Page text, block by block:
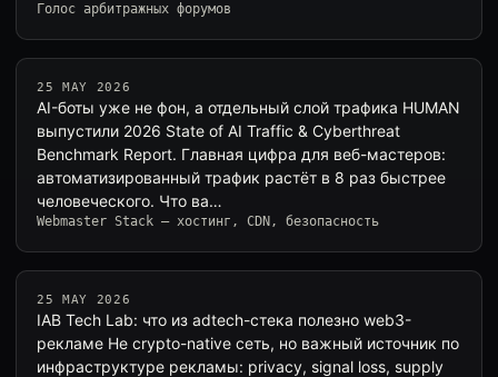
Голос арбитражных форумов
25 MAY 2026
AI-боты уже не фон, а отдельный слой трафика HUMAN
выпустили 2026 State of AI Traffic & Cyberthreat
Benchmark Report. Главная цифра для веб-мастеров:
автоматизированный трафик растёт в 8 раз быстрее
человеческого. Что ва…
Webmaster Stack — хостинг, CDN, безопасность
25 MAY 2026
IAB Tech Lab: что из adtech-стека полезно web3-
рекламе Не crypto-native сеть, но важный источник по
инфраструктуре рекламы: privacy, signal loss, supply